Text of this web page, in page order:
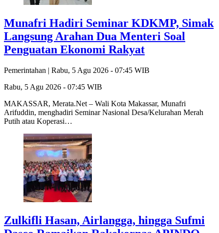
Munafri Hadiri Seminar KDKMP, Simak
Langsung Arahan Dua Menteri Soal
Penguatan Ekonomi Rakyat
Pemerintahan | Rabu, 5 Agu 2026 - 07:45 WIB
Rabu, 5 Agu 2026 - 07:45 WIB
MAKASSAR, Merata.Net – Wali Kota Makassar, Munafri
Arifuddin, menghadiri Seminar Nasional Desa/Kelurahan Merah
Putih atau Koperasi…
Zulkifli Hasan, Airlangga, hingga Sufmi